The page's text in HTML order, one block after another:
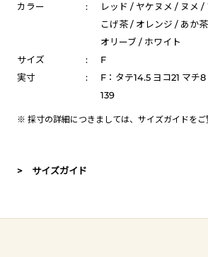
カラー
:
レッド / ヤケヌメ / ヌメ
こげ茶 / オレンジ / あか
オリーブ / ホワイト
サイズ
:
F
実寸
:
F：タテ14.5 ヨコ21 マチ
139
※ 採寸の詳細につきましては、 サイズガイドをご
> サイズガイド